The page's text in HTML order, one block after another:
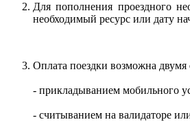
Для пополнения проездного
необходимый ресурс или дату
Оплата поездки возможна двумя
- прикладыванием мобильного
- считыванием на валидаторе